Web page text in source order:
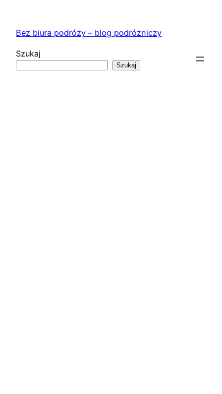
treściBez biura podróży – blog podróżniczy
Szukaj
Szukaj